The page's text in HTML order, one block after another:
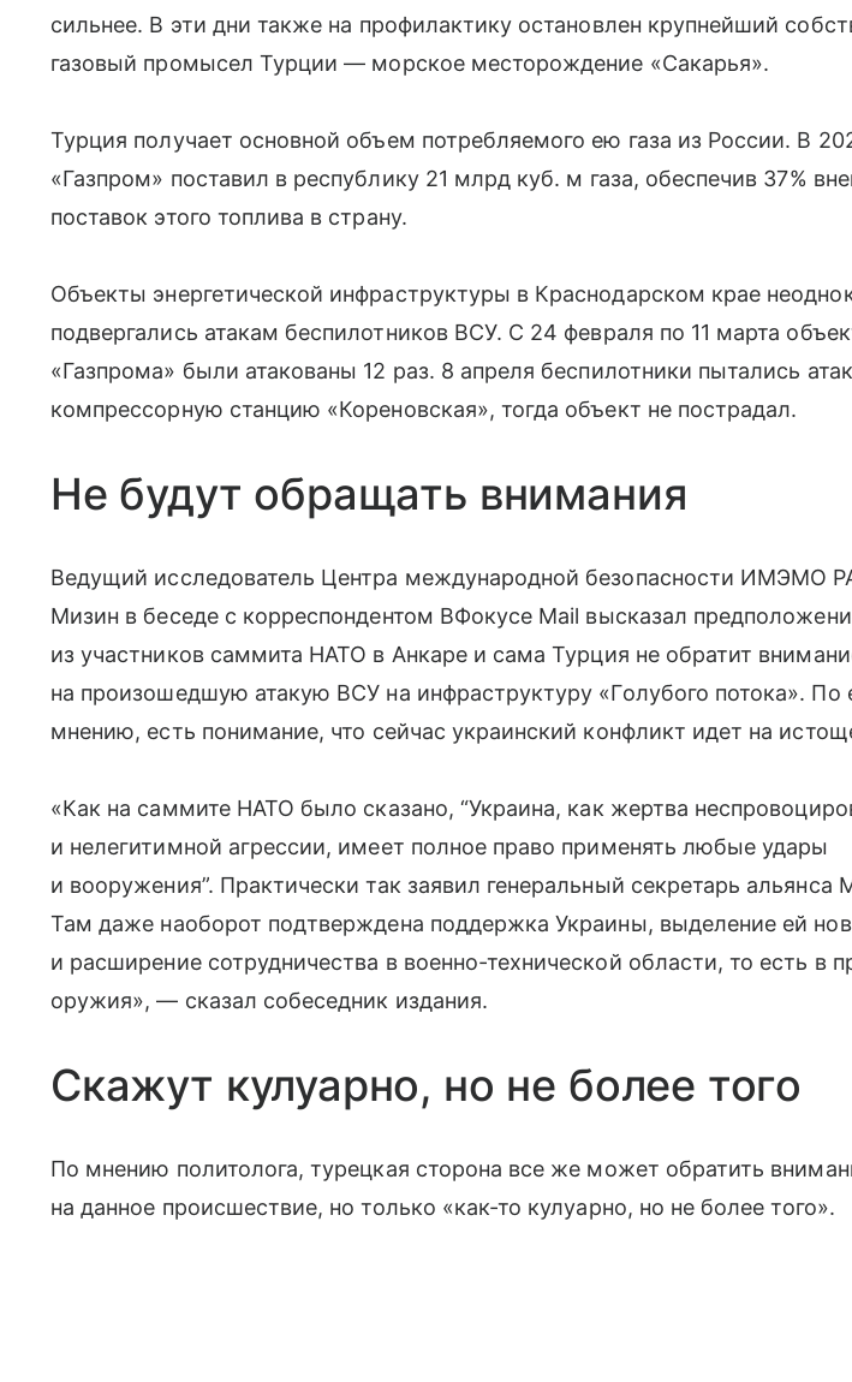
сильнее. В эти дни также на профилактику остановлен крупнейший
газовый промысел Турции — морское месторождение «Сакарья».
Турция получает основной объем потребляемого ею газа из России. В
«Газпром» поставил в республику 21 млрд куб. м газа, обеспечив 37%
поставок этого топлива в страну.
Объекты энергетической инфраструктуры в Краснодарском крае
подвергались атакам беспилотников ВСУ. С 24 февраля по 11 марта
«Газпрома» были атакованы 12 раз. 8 апреля беспилотники пытались
компрессорную станцию «Кореновская», тогда объект не пострадал.
Не будут обращать внимания
Ведущий исследователь Центра международной безопасности ИМЭМО
Мизин в беседе с корреспондентом ВФокусе Mail высказал
из участников саммита НАТО в Анкаре и сама Турция не обратит
на произошедшую атакую ВСУ на инфраструктуру «Голубого потока». По
мнению, есть понимание, что сейчас украинский конфликт идет на
«Как на саммите НАТО было сказано, “Украина, как жертва
и нелегитимной агрессии, имеет полное право применять любые удары
и вооружения”. Практически так заявил генеральный секретарь альянса
Там даже наоборот подтверждена поддержка Украины, выделение ей
и расширение сотрудничества в военно-технической области, то есть в
оружия», — сказал собеседник издания.
Скажут кулуарно, но не более того
По мнению политолога, турецкая сторона все же может обратить
на данное происшествие, но только «как-то кулуарно, но не более того».